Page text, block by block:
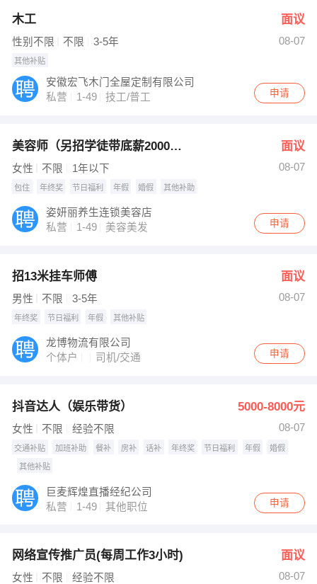
木工 面议
性别不限 不限 3-5年 08-07
其他补贴
安徽宏飞木门全屋定制有限公司
私营
1-49 技工/普工 申请
美容师（另招学徒带底薪2000以上） 面议
女性 不限 1年以下 08-07
包住 年终奖 节日福利 年假 婚假 其他补助
姿妍丽养生连锁美容店
私营
1-49 美容美发 申请
招13米挂车师傅 面议
男性 不限 3-5年 08-07
年终奖 节日福利 年假 其他补贴
龙博物流有限公司
个体户
司机/交通 申请
抖音达人（娱乐带货） 5000-8000元
女性 不限 经验不限 08-07
交通补贴 加班补助 餐补 房补 话补 年终奖 节日福利 年假 婚假
其他补贴
巨麦辉煌直播经纪公司
私营
1-49 其他职位 申请
网络宣传推广员(每周工作3小时) 面议
女性 不限 经验不限 08-07